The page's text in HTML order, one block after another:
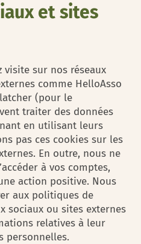
et sites
visite sur nos réseaux
comme HelloAsso
(pour le
traiter des données
en utilisant leurs
pas ces cookies sur les
En outre, nous ne
à vos comptes,
action positive. Nous
aux politiques de
sociaux ou sites externes
relatives à leur
personnelles.